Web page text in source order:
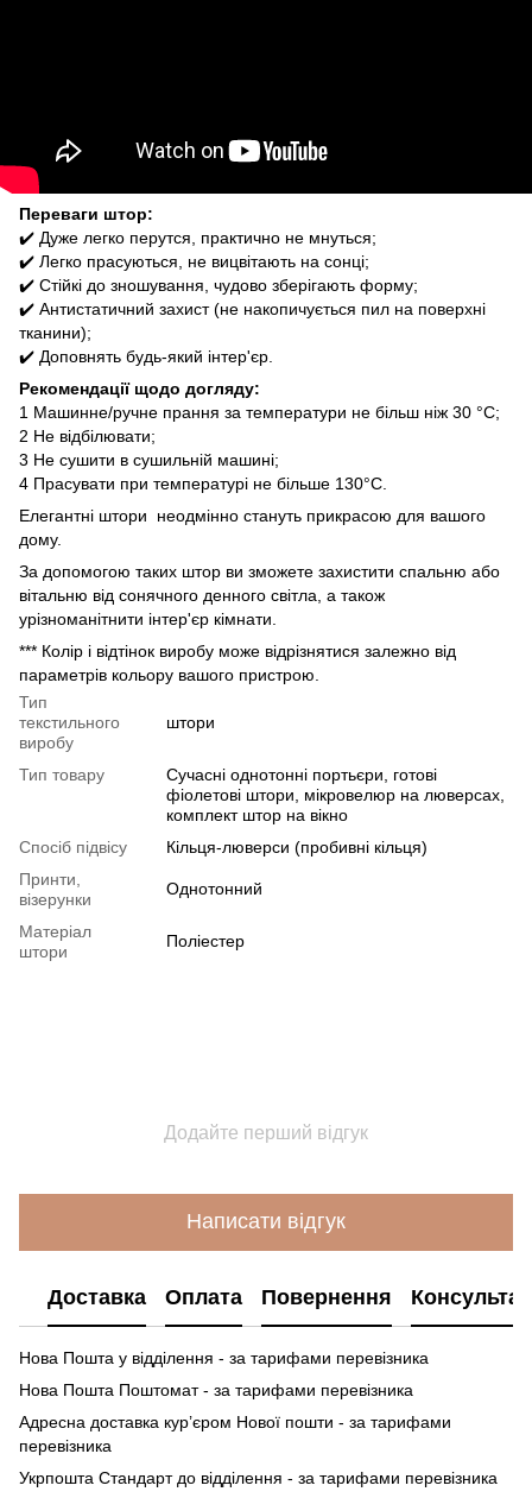
Переваги штор:
✔️ Дуже легко перутся, практично не мнуться;
✔️ Легко прасуються, не вицвітають на сонці;
✔️ Стійкі до зношування, чудово зберігають форму;
✔️ Антистатичний захист (не накопичується пил на поверхні
тканини);
✔️ Доповнять будь-який інтер'єр.
Рекомендації щодо догляду:
1️ Машинне/ручне прання за температури не більш ніж 30 °C;
2️ Не відбілювати;
3️ Не сушити в сушильній машині;
4️ Прасувати при температурі не більше 130°C.
Елегантні штори неодмінно стануть прикрасою для вашого
дому.
За допомогою таких штор ви зможете захистити спальню або
вітальню від сонячного денного світла, а також
урізноманітнити інтер'єр кімнати.
*** Колір і відтінок виробу може відрізнятися залежно від
параметрів кольору вашого пристрою.
Тип
текстильного
виробу
штори
Тип товару
Сучасні однотонні портьєри, готові
фіолетові штори, мікровелюр на люверсах,
комплект штор на вікно
Спосіб підвісу
Кільця-люверси (пробивні кільця)
Принти,
візерунки
Однотонний
Матеріал
штори
Поліестер
Додайте перший відгук
Написати відгук
Доставка Оплата Повернення
Нова Пошта у відділення - за тарифами перевізника
Нова Пошта Поштомат - за тарифами перевізника
Адресна доставка кур’єром Нової пошти - за тарифами
перевізника
Укрпошта Стандарт до відділення - за тарифами перевізника